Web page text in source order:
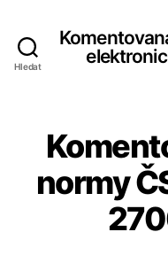
Hledat
normy